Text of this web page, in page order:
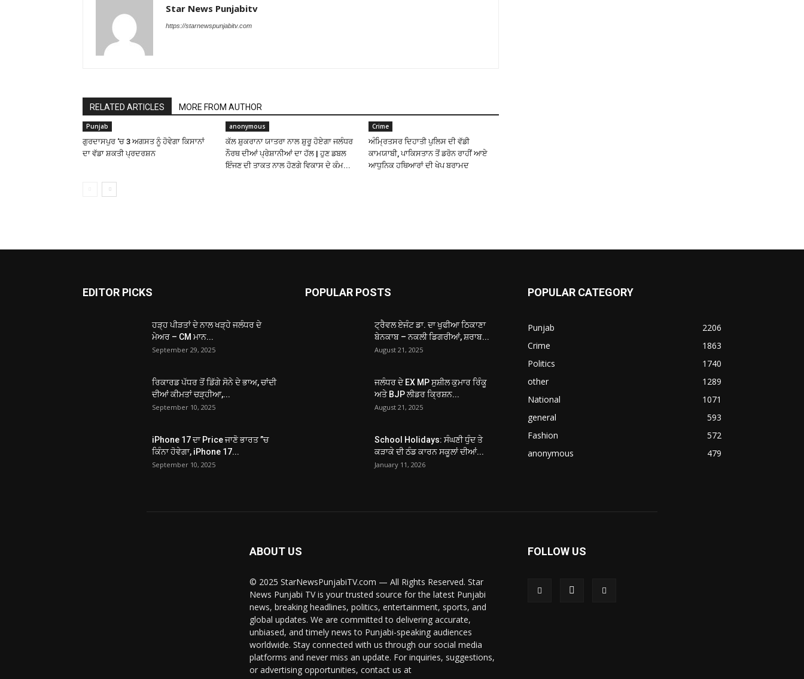
Star News Punjabitv
https://starnewspunjabitv.com
RELATED ARTICLES MORE FROM AUTHOR
Punjab
ਗੁਰਦਾਸਪੁਰ ‘ਚ 3 ਅਗਸਤ ਨੂੰ ਹੋਵੇਗਾ ਕਿਸਾਨਾਂ
ਦਾ ਵੱਡਾ ਸ਼ਕਤੀ ਪ੍ਰਦਰਸ਼ਨ
anonymous
ਕੱਲ ਸ਼ੁਕਰਾਨਾ ਯਾਤਰਾ ਨਾਲ ਸ਼ੁਰੂ ਹੋਏਗਾ ਜਲੰਧਰ
ਨੌਰਥ ਦੀਆਂ ਪ੍ਰੇਸ਼ਾਨੀਆਂ ਦਾ ਹੱਲ | ਹੁਣ ਡਬਲ
ਇੰਜਣ ਦੀ ਤਾਕਤ ਨਾਲ ਹੋਣਗੇ ਵਿਕਾਸ ਦੇ ਕੰਮ...
Crime
ਅੰਮ੍ਰਿਤਸਰ ਦਿਹਾਤੀ ਪੁਲਿਸ ਦੀ ਵੱਡੀ
ਕਾਮਯਾਬੀ, ਪਾਕਿਸਤਾਨ ਤੋਂ ਡਰੋਨ ਰਾਹੀਂ ਆਏ
ਆਧੁਨਿਕ ਹਥਿਆਰਾਂ ਦੀ ਖੇਪ ਬਰਾਮਦ
EDITOR PICKS
ਹੜ੍ਹ ਪੀੜਤਾਂ ਦੇ ਨਾਲ ਖੜ੍ਹੇ ਜਲੰਧਰ ਦੇ
ਮੇਅਰ – CM ਮਾਨ...
September 29, 2025
ਰਿਕਾਰਡ ਪੱਧਰ ਤੋਂ ਡਿੱਗੇ ਸੋਨੇ ਦੇ ਭਾਅ, ਚਾਂਦੀ
ਦੀਆਂ ਕੀਮਤਾਂ ਚੜ੍ਹੀਆ,...
September 10, 2025
iPhone 17 ਦਾ Price ਜਾਣੋ ਭਾਰਤ ”ਚ
ਕਿੰਨਾ ਹੋਵੇਗਾ, iPhone 17...
September 10, 2025
POPULAR POSTS
ਟ੍ਰੈਵਲ ਏਜੰਟ ਡਾ. ਦਾ ਖੁਫੀਆ ਠਿਕਾਣਾ
ਬੇਨਕਾਬ – ਨਕਲੀ ਡਿਗਰੀਆਂ, ਸ਼ਰਾਬ...
August 21, 2025
ਜਲੰਧਰ ਦੇ EX MP ਸੁਸ਼ੀਲ ਕੁਮਾਰ ਰਿੰਕੂ
ਅਤੇ BJP ਲੀਡਰ ਕ੍ਰਿਸ਼ਨ...
August 21, 2025
School Holidays: ਸੰਘਣੀ ਧੁੰਦ ਤੇ
ਕੜਾਕੇ ਦੀ ਠੰਡ ਕਾਰਨ ਸਕੂਲਾਂ ਦੀਆਂ...
January 11, 2026
POPULAR CATEGORY
Punjab
2206
Crime
1863
Politics
1740
other
1289
National
1071
general
593
Fashion
572
anonymous
479
ABOUT US
© 2025 StarNewsPunjabiTV.com — All Rights Reserved. Star
News Punjabi TV is your trusted source for the latest Punjabi
news, breaking headlines, politics, entertainment, sports, and
global updates. We are committed to delivering accurate,
unbiased, and timely news to Punjabi-speaking audiences
worldwide. Stay connected with us through our social media
platforms and never miss an update. For inquiries, suggestions,
or advertising opportunities, contact us at
FOLLOW US